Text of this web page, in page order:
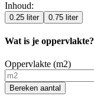
Inhoud:
0.25 liter 0.75 liter
Wat is je oppervlakte?
Oppervlakte (m2)
Bereken aantal